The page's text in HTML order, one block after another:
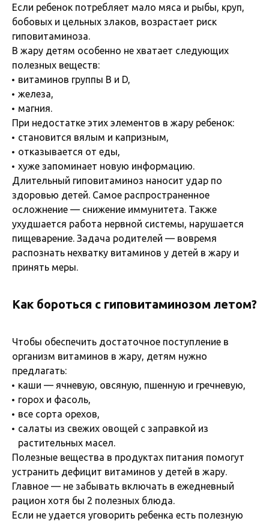
Если ребенок потребляет мало мяса и рыбы, круп,
бобовых и цельных злаков, возрастает риск
гиповитаминоза.
В жару детям особенно не хватает следующих
полезных веществ:
витаминов группы В и D,
железа,
магния.
При недостатке этих элементов в жару ребенок:
становится вялым и капризным,
отказывается от еды,
хуже запоминает новую информацию.
Длительный гиповитаминоз наносит удар по
здоровью детей. Самое распространенное
осложнение — снижение иммунитета. Также
ухудшается работа нервной системы, нарушается
пищеварение. Задача родителей — вовремя
распознать нехватку витаминов у детей в жару и
принять меры.
Как бороться с гиповитаминозом летом?
Чтобы обеспечить достаточное поступление в
организм витаминов в жару, детям нужно
предлагать:
каши — ячневую, овсяную, пшенную и гречневую,
горох и фасоль,
все сорта орехов,
салаты из свежих овощей с заправкой из
растительных масел.
Полезные вещества в продуктах питания помогут
устранить дефицит витаминов у детей в жару.
Главное — не забывать включать в ежедневный
рацион хотя бы 2 полезных блюда.
Если не удается уговорить ребенка есть полезную